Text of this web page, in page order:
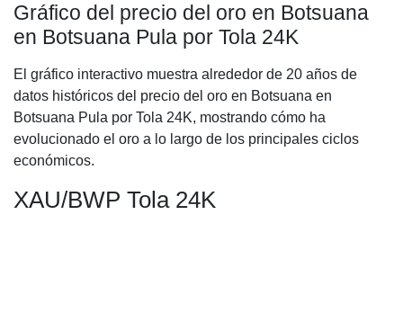
Gráfico del precio del oro en Botsuana
en Botsuana Pula por Tola 24K
El gráfico interactivo muestra alrededor de 20 años de
datos históricos del precio del oro en Botsuana en
Botsuana Pula por Tola 24K, mostrando cómo ha
evolucionado el oro a lo largo de los principales ciclos
económicos.
XAU/BWP Tola 24K